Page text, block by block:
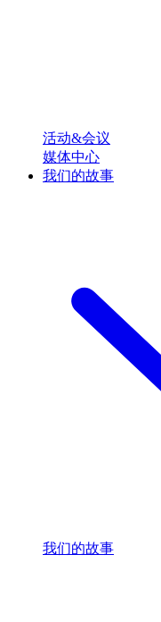
活动&会议
媒体中心
我们的故事
我们的故事